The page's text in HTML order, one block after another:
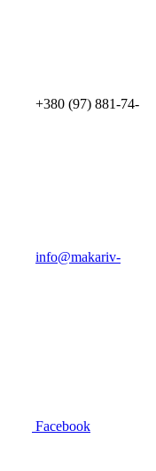
+380 (97) 881-74-
info@makariv-
Facebook